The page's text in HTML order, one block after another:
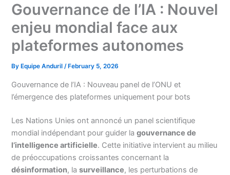
Gouvernance de l’IA : Nouvel
enjeu mondial face aux
plateformes autonomes
By Equipe Anduril/ February 5, 2026
Gouvernance de l’IA : Nouveau panel de l’ONU et
l’émergence des plateformes uniquement pour bots
Les Nations Unies ont annoncé un panel scientifique
mondial indépendant pour guider lagouvernance de
l’intelligence artificielle. Cette initiative intervient au milieu
de préoccupations croissantes concernant la
désinformation, lasurveillance, les perturbations de